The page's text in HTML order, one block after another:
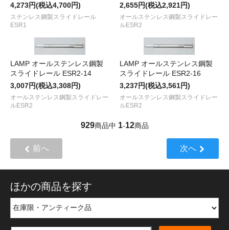
4,273円(税込4,700円)
ステンレス鋼製スライドレール
ESR1
2,655円(税込2,921円)
オールステンレス鋼製スライドレー
ルESR2
LAMP オールステンレス鋼製
スライドレール ESR2-14
3,007円(税込3,308円)
オールステンレス鋼製スライドレー
ルESR2
LAMP オールステンレス鋼製
スライドレール ESR2-16
3,237円(税込3,561円)
オールステンレス鋼製スライドレー
ルESR2
929商品中 1-12商品
前へ 次へ
ほかの商品を探す